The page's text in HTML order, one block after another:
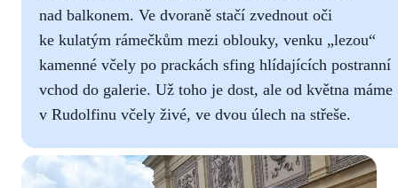
nad balkonem. Ve dvoraně stačí zvednout oči
ke kulatým rámečkům mezi oblouky, venku „lezou“
kamenné včely po prackách sfing hlídajících postranní
vchod do galerie. Už toho je dost, ale od května máme
v Rudolfinu včely živé, ve dvou úlech na střeše.